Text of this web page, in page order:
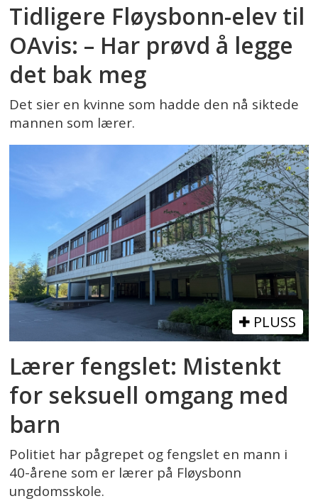
Tidligere Fløysbonn-elev til
OAvis: – Har prøvd å legge
det bak meg
Det sier en kvinne som hadde den nå siktede
mannen som lærer.
PLUSS
Lærer fengslet: Mistenkt
for seksuell omgang med
barn
Politiet har pågrepet og fengslet en mann i
40-årene som er lærer på Fløysbonn
ungdomsskole.